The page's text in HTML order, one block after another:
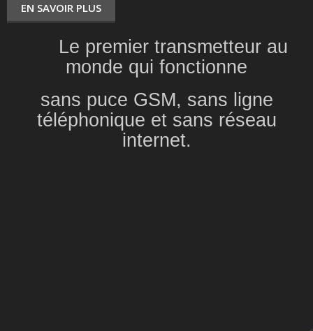
EN SAVOIR PLUS
Le premier transmetteur au
monde qui fonctionne
sans puce GSM, sans ligne
téléphonique et sans réseau
internet.